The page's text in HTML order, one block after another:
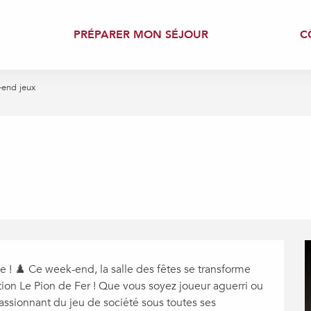
PRÉPARER MON SÉJOUR
jeux
! ♟️ Ce week-end, la salle des fêtes se transforme
Le Pion de Fer ! Que vous soyez joueur aguerri ou
du jeu de société sous toutes ses